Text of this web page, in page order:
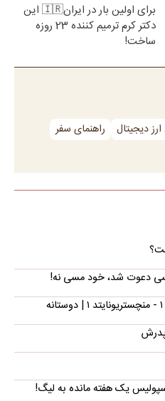
برای اولین بار در ایران🇮🇷 این
دکتر کرم ترمیم کننده 23 روزه
ساخت!
دیجیتال
راهنمای سفر
دعوت شد، خود مسی نه!
یک هفته مانده به لیگ!